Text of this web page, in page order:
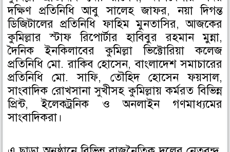
দক্ষিণ প্রতিনিধি আবু সালেহ জাফর, নয়া দিগন্ত
ডিজিটালের প্রতিনিধি ফাহিম মুনতাসির, আজকের
কুমিল্লার স্টাফ রিপোর্টার হাবিবুর রহমান মুন্না,
দৈনিক ইনকিলাবের কুমিল্লা ভিক্টোরিয়া কলেজ
প্রতিনিধি মো. রাকিব হোসেন, বাংলাদেশ সমাচারের
প্রতিনিধি মো. সাফি, তৌহিদ হোসেন ফয়সাল,
সাংবাদিক রোখসানা সুখীসহ কুমিল্লায় কর্মরত বিভিন্ন
প্রিন্ট, ইলেকট্রনিক ও অনলাইন গণমাধ্যমের
সাংবাদিকরা।